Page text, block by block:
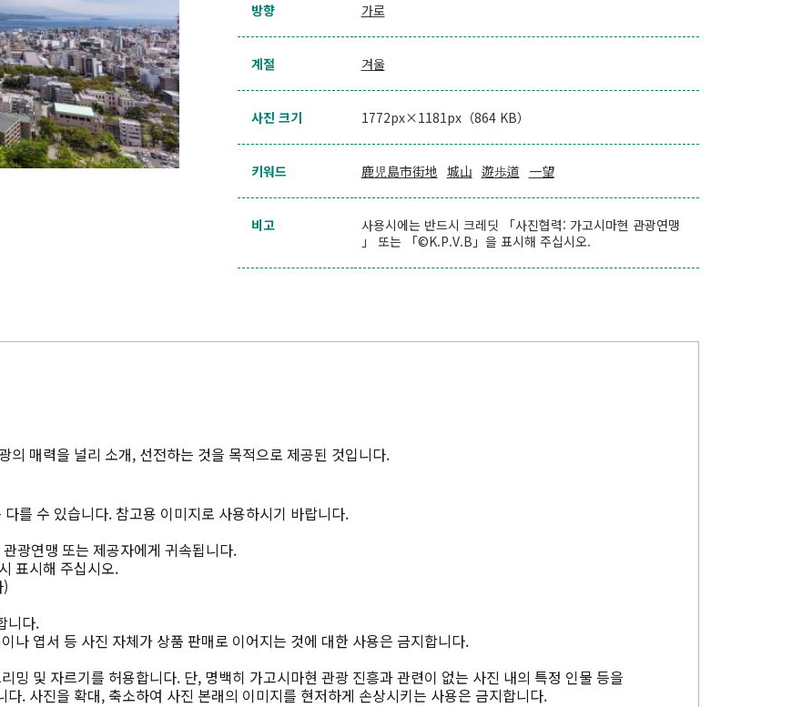
방향 가로
계절 겨울
사진 크기 1772px×1181px（864 KB）
키워드 鹿児島市街地 城山 遊歩道 一望
비고
사용시에는 반드시 크레딧 「사진협력: 가고시마현 관광연맹
」 또는 「©K.P.V.B」을 표시해 주십시오.
의 매력을 널리 소개, 선전하는 것을 목적으로 제공된 것입니다.
를 수 있습니다. 참고용 이미지로 사용하시기 바랍니다.
광연맹 또는 제공자에게 귀속됩니다.
표시해 주십시오.
니다.
나 엽서 등 사진 자체가 상품 판매로 이어지는 것에 대한 사용은 금지합니다.
밍 및 자르기를 허용합니다. 단, 명백히 가고시마현 관광 진흥과 관련이 없는 사진 내의 특정 인물 등을
. 사진을 확대, 축소하여 사진 본래의 이미지를 현저하게 손상시키는 사용은 금지합니다.